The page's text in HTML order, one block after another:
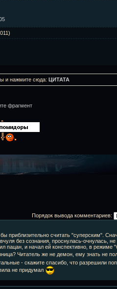
и нажмите сюда: ЦИТАТА
фрагмент
Порядок вывода комментариев:
приблизительно считать "суперским".
без сознания, проснулась-очнулась, не
пацан, и начал ей конспективно, в режиме
Читатель же не демон, ему знать не
- скажите спасибо, что разрешили
не придумал